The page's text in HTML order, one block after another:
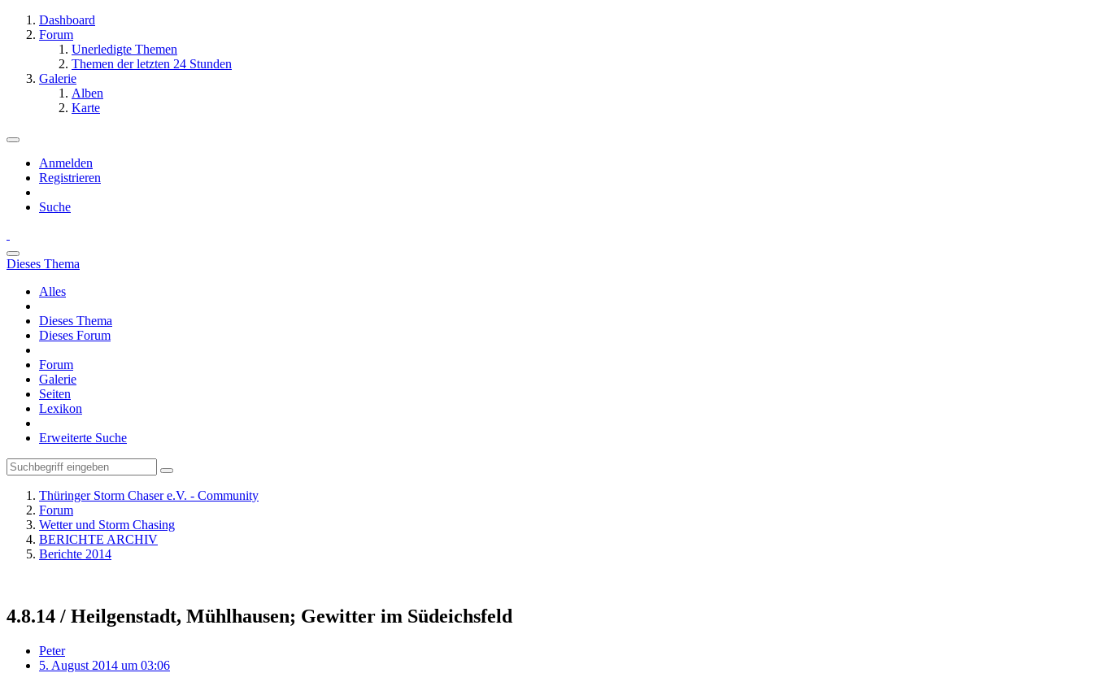
Dashboard
Forum
Unerledigte Themen
Themen der letzten 24 Stunden
Galerie
Alben
Karte
Anmelden
Registrieren
Suche
Dieses Thema
Alles
Dieses Thema
Dieses Forum
Forum
Galerie
Seiten
Lexikon
Erweiterte Suche
Thüringer Storm Chaser e.V. - Community
Forum
Wetter und Storm Chasing
BERICHTE ARCHIV
Berichte 2014
4.8.14 / Heilgenstadt, Mühlhausen; Gewitter im Südeichsfeld
Peter
5. August 2014 um 03:06